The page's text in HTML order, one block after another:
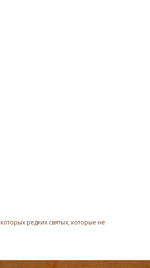
редких святых, которые не